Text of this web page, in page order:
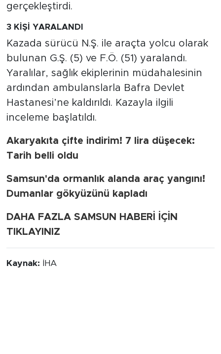
gerçekleştirdi.
3 KİŞİ YARALANDI
Kazada sürücü N.Ş. ile araçta yolcu olarak
bulunan G.Ş. (5) ve F.Ö. (51) yaralandı.
Yaralılar, sağlık ekiplerinin müdahalesinin
ardından ambulanslarla Bafra Devlet
Hastanesi’ne kaldırıldı. Kazayla ilgili
inceleme başlatıldı.
Akaryakıta çifte indirim! 7 lira düşecek:
Tarih belli oldu
Samsun'da ormanlık alanda araç yangını!
Dumanlar gökyüzünü kapladı
DAHA FAZLA SAMSUN HABERİ İÇİN
TIKLAYINIZ
Kaynak: İHA